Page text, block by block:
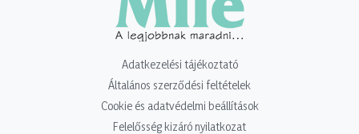
Adatkezelési tájékoztató
Általános szerződési feltételek
Cookie és adatvédelmi beállítások
Felelősség kizáró nyilatkozat